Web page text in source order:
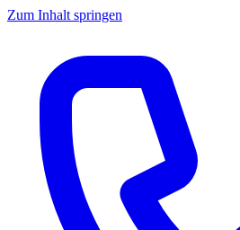
Zum Inhalt springen